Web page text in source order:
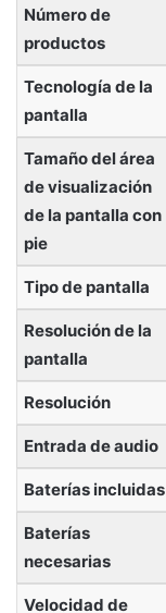
Número de
productos
Tecnología de la
pantalla
Tamaño del área
de visualización
de la pantalla con
pie
Tipo de pantalla
Resolución de la
pantalla
Resolución
Entrada de audio
Baterías incluidas
Baterías
necesarias
Velocidad de